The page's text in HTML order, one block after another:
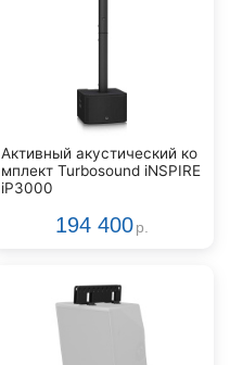
Активный акустический ко
мплект Turbosound iNSPIRE
iP3000
194 400 р.